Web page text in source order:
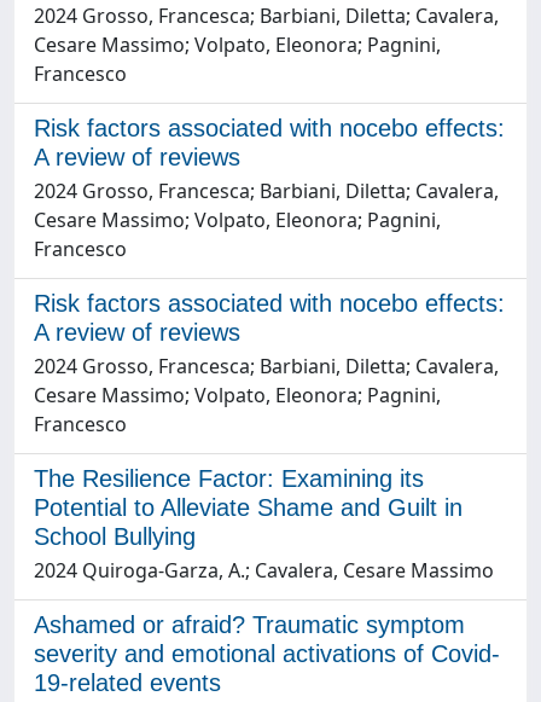
2024 Grosso, Francesca; Barbiani, Diletta; Cavalera,
Cesare Massimo; Volpato, Eleonora; Pagnini,
Francesco
Risk factors associated with nocebo effects:
A review of reviews
2024 Grosso, Francesca; Barbiani, Diletta; Cavalera,
Cesare Massimo; Volpato, Eleonora; Pagnini,
Francesco
Risk factors associated with nocebo effects:
A review of reviews
2024 Grosso, Francesca; Barbiani, Diletta; Cavalera,
Cesare Massimo; Volpato, Eleonora; Pagnini,
Francesco
The Resilience Factor: Examining its
Potential to Alleviate Shame and Guilt in
School Bullying
2024 Quiroga-Garza, A.; Cavalera, Cesare Massimo
Ashamed or afraid? Traumatic symptom
severity and emotional activations of Covid-
19-related events